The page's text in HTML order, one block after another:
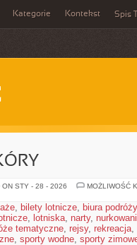
Kategorie Kontekst Spis
ON STY - 28 - 2026
MOŻLIWOŚĆ
, bilety lotnicze, biura podróży
, lotniska, narty,
tematyczne, rejsy, rekreacja,
, sporty wodne, sporty